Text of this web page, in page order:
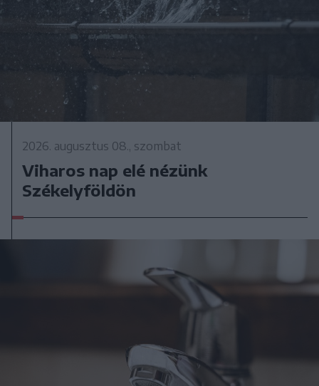
2026. augusztus 08., szombat
Viharos nap elé nézünk
Székelyföldön